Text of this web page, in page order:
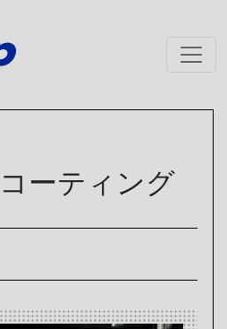
ン
ーティング